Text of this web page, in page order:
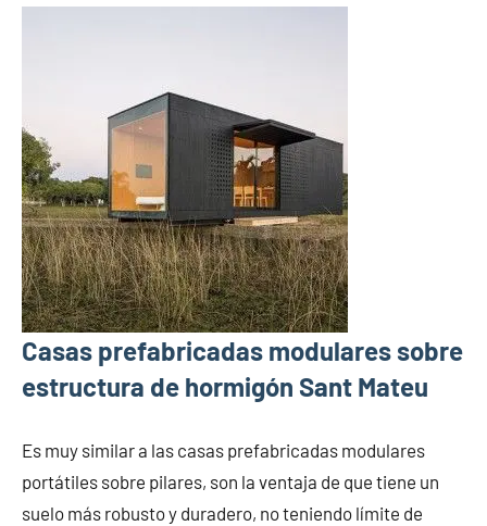
Casas prefabricadas modulares sobre
estructura de hormigón Sant Mateu
Es muy similar a las casas prefabricadas modulares
portátiles sobre pilares, son la ventaja de que tiene un
suelo más robusto y duradero, no teniendo límite de